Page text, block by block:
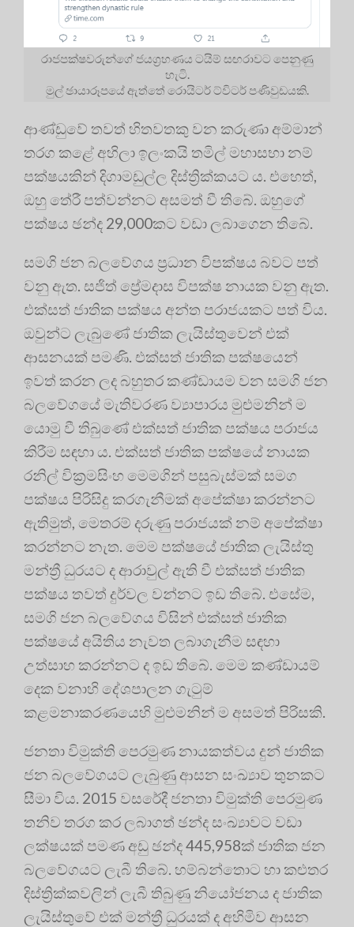
රාජපක්ෂවරුන්ගේ ජයග්‍රහණය ටයිම් සඟරාවට පෙනුණු
හැටි.
මුල් ඡායාරූපයේ ඇත්තේ රොයිටර් ට්විටර් පණිවුඩයකි.
ආණ්ඩුවේ තවත් හිතවතකු වන කරුණා අම්මාන්
තරග කළේ අහිලා ඉලංකයි තමිල් මහාසභා නම්
පක්ෂයකින් දිගාමඩුල්ල දිස්ත්‍රික්කයට ය. එහෙත්,
ඔහු තේරී පත්වන්නට අසමත් වී තිබේ. ඔහුගේ
පක්ෂය ඡන්ද 29,000කට වඩා ලබාගෙන තිබේ.
සමගි ජන බලවේගය ප්‍රධාන විපක්ෂය බවට පත්
වනු ඇත. සජිත් ප්‍රේමදාස විපක්ෂ නායක වනු ඇත.
එක්සත් ජාතික පක්ෂය අන්ත පරාජයකට පත් විය.
ඔවුන්ට ලැබුණේ ජාතික ලැයිස්තුවෙන් එක්
ආසනයක් පමණි. එක්සත් ජාතික පක්ෂයෙන්
ඉවත් කරන ලද බහුතර කණ්ඩායම වන සමගි ජන
බලවේගයේ මැතිවරණ ව්‍යාපාරය මුළුමනින් ම
යොමු වී තිබුණේ එක්සත් ජාතික පක්ෂය පරාජය
කිරීම සඳහා ය. එක්සත් ජාතික පක්ෂයේ නායක
රනිල් වික්‍රමසිංහ මෙමගින් පසුබැස්මක් සමග
පක්ෂය පිරිසිදු කරගැනීමක් අපේක්ෂා කරන්නට
ඇතිමුත්, මෙතරම් දරුණු පරාජයක් නම් අපේක්ෂා
කරන්නට නැත. මෙම පක්ෂයේ ජාතික ලැයිස්තු
මන්ත්‍රී ධුරයට ද ආරාවුල් ඇති වී එක්සත් ජාතික
පක්ෂය තවත් දුර්වල වන්නට ඉඩ තිබේ. එසේම,
සමගි ජන බලවේගය විසින් එක්සත් ජාතික
පක්ෂයේ අයිතිය නැවත ලබාගැනීම සඳහා
උත්සාහ කරන්නට ද ඉඩ තිබේ. මෙම කණ්ඩායම්
දෙක වනාහි දේශපාලන ගැටුම්
කළමනාකරණයෙහි මුළුමනින් ම අසමත් පිරිසකි.
ජනතා විමුක්ති පෙරමුණ නායකත්වය දුන් ජාතික
ජන බලවේගයට ලැබුණු ආසන සංඛ්‍යාව තුනකට
සීමා විය. 2015 වසරේදී ජනතා විමුක්ති පෙරමුණ
තනිව තරග කර ලබාගත් ඡන්ද සංඛ්‍යාවට වඩා
ලක්ෂයක් පමණ අඩු ඡන්ද 445,958ක් ජාතික ජන
බලවේගයට ලැබී තිබේ. හම්බන්තොට හා කළුතර
දිස්ත්‍රික්කවලින් ලැබී තිබුණු නියෝජනය ද ජාතික
ලැයිස්තුවේ එක් මන්ත්‍රී ධුරයක් ද අහිමිව ආසන